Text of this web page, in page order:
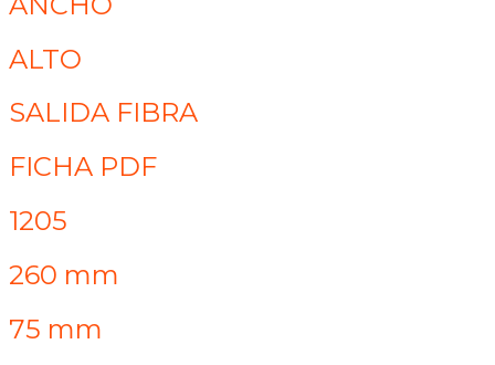
ALTO
SALIDA FIBRA
FICHA PDF
1205
260 mm
75 mm